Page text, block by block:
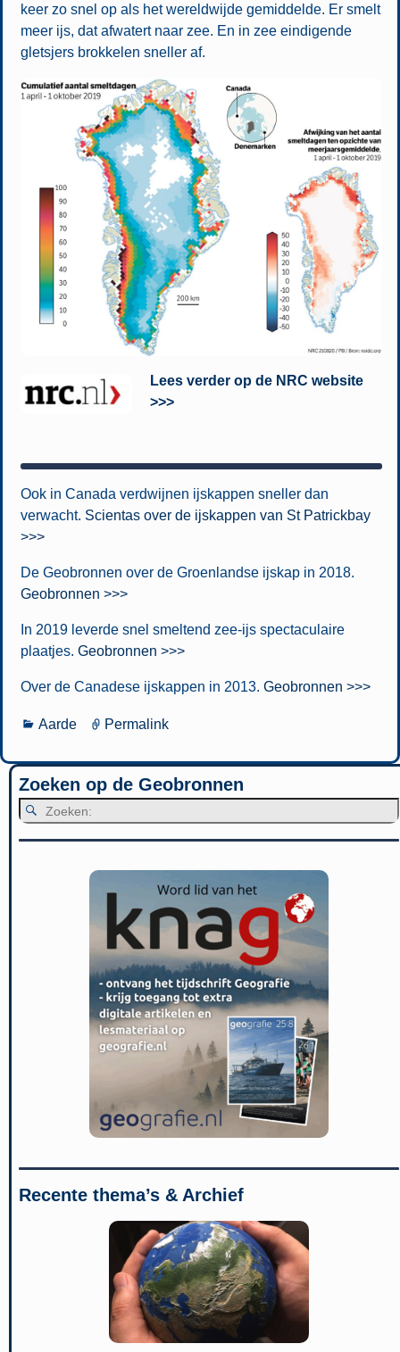
keer zo snel op als het wereldwijde gemiddelde. Er smelt
meer ijs, dat afwatert naar zee. En in zee eindigende
gletsjers brokkelen sneller af.
Lees verder op de NRC website
>>>
Ook in Canada verdwijnen ijskappen sneller dan
verwacht. Scientas over de ijskappen van St Patrickbay
>>>
De Geobronnen over de Groenlandse ijskap in 2018.
Geobronnen >>>
In 2019 leverde snel smeltend zee-ijs spectaculaire
plaatjes. Geobronnen >>>
Over de Canadese ijskappen in 2013. Geobronnen >>>
Aarde Permalink
Zoeken op de Geobronnen
Recente thema’s & Archief